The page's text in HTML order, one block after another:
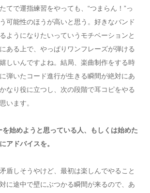
てで運指練習をやっても、“つまらん！”っ
可能性のほうが高いと思う。好きなバンド
ようになりたいっていうモチベーションと
ある上で、やっぱりワンフレーズが弾ける
しいんですよね。結局、楽曲制作をする時
弾いたコード進行が生きる瞬間が絶対にあ
なり役に立つし、次の段階で耳コピをやる
います。
始めようと思っている人、もしくは始めた
アドバイスを。
盾しそうやけど、最初は楽しんでやること
に途中で壁にぶつかる瞬間が来るので、あ